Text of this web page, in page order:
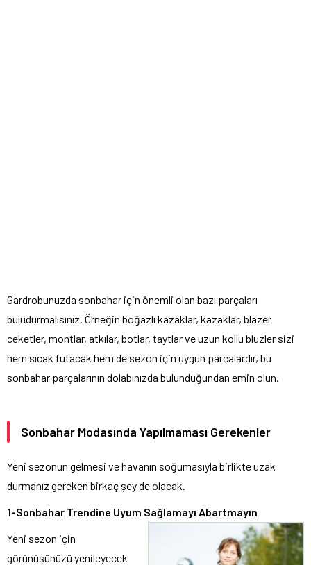
Gardrobunuzda sonbahar için önemli olan bazı parçaları
buludurmalısınız. Örneğin boğazlı kazaklar, kazaklar, blazer
ceketler, montlar, atkılar, botlar, taytlar ve uzun kollu bluzler sizi
hem sıcak tutacak hem de sezon için uygun parçalardır, bu
sonbahar parçalarının dolabınızda bulunduğundan emin olun.
Sonbahar Modasında Yapılmaması Gerekenler
Yeni sezonun gelmesi ve havanın soğumasıyla birlikte uzak
durmanız gereken birkaç şey de olacak.
1-Sonbahar Trendine Uyum Sağlamayı Abartmayın
Yeni sezon için
görünüşünüzü yenileyecek